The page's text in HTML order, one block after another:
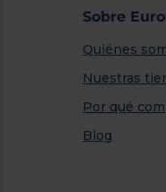
Sobre
Quiénes
Nuestras
Por qué
Blog